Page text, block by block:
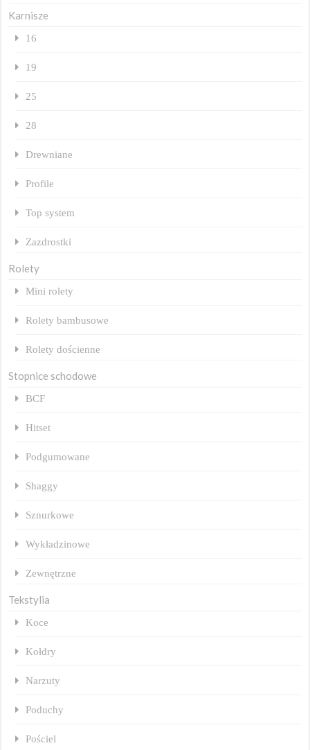
Karnisze
16
19
25
28
Drewniane
Profile
Top system
Zazdrostki
Rolety
Mini rolety
Rolety bambusowe
Rolety dościenne
Stopnice schodowe
BCF
Hitset
Podgumowane
Shaggy
Sznurkowe
Wykładzinowe
Zewnętrzne
Tekstylia
Koce
Kołdry
Narzuty
Poduchy
Pościel